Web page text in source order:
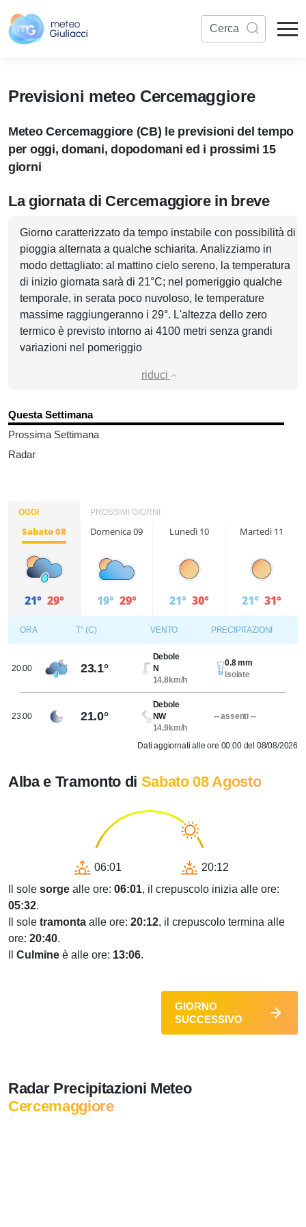
Previsioni meteo Cercemaggiore
Meteo Cercemaggiore (CB) le previsioni del tempo
per oggi, domani, dopodomani ed i prossimi 15
giorni
La giornata di Cercemaggiore in breve
Giorno caratterizzato da tempo instabile con possibilità di
pioggia alternata a qualche schiarita. Analizziamo in
modo dettagliato: al mattino cielo sereno, la temperatura
di inizio giornata sarà di 21°C; nel pomeriggio qualche
temporale, in serata poco nuvoloso, le temperature
massime raggiungeranno i 29°. L'altezza dello zero
termico è previsto intorno ai 4100 metri senza grandi
variazioni nel pomeriggio
riduci
Questa Settimana
Prossima Settimana
Radar
OGGI PROSSIMI GIORNI
Sabato 08
21° 29°
Domenica 09
19° 29°
Lunedì 10
21° 30°
Martedì 11
21° 31°
ORA T° (C) VENTO PRECIPITAZIONI
20.00 23.1°
Debole
N
14.8km/h
0.8 mm
isolate
23.00 21.0°
Debole
NW
14.9km/h
-- assenti --
Dati aggiornati alle ore 00.00 del 08/08/2026
Alba e Tramonto di Sabato 08 Agosto
06:01
20:12
Il sole sorge alle ore: 06:01, il crepuscolo inizia alle ore:
05:32.
Il sole tramonta alle ore: 20:12, il crepuscolo termina alle
ore: 20:40.
Culmine è alle ore: 13:06.
GIORNO
SUCCESSIVO
Radar Precipitazioni Meteo
Cercemaggiore